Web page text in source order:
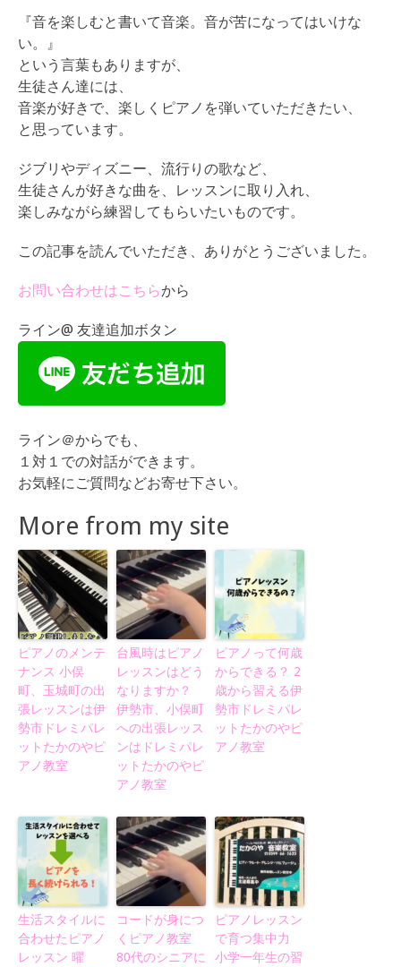
『音を楽しむと書いて音楽。音が苦になってはいけな
い。』
という言葉もありますが、
生徒さん達には、
音楽が好きで、楽しくピアノを弾いていただきたい、
と思っています。
ジブリやディズニー、流行りの歌など、
生徒さんが好きな曲を、レッスンに取り入れ、
楽しみながら練習してもらいたいものです。
この記事を読んでいただき、ありがとうございました。
お問い合わせはこちらから
ライン@ 友達追加ボタン
ライン＠からでも、
１対１での対話ができます。
お気軽にご質問などお寄せ下さい。
More from my site
ピアノのメンテ
ナンス 小俣
町、玉城町の出
張レッスンは伊
勢市ドレミパレ
ットたかのやピ
アノ教室
台風時はピアノ
レッスンはどう
なりますか？
伊勢市、小俣町
への出張レッス
ンはドレミパレ
ットたかのやピ
アノ教室
ピアノって何歳
からできる？ 2
歳から習える伊
勢市ドレミパレ
ットたかのやピ
アノ教室
生活スタイルに
合わせたピアノ
レッスン 曜
コードが身につ
くピアノ教室
80代のシニアに
ピアノレッスン
で育つ集中力
小学一年生の習